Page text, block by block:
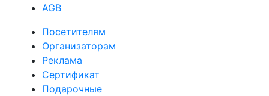
AGB
Посетителям
Организаторам
Реклама
Сертификат
Подарочные